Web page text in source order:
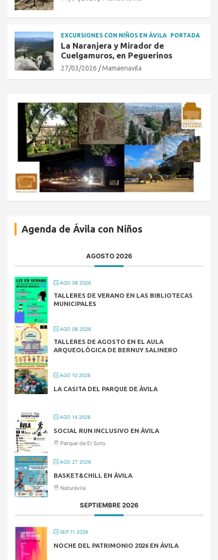
EXCURSIONES CON NIÑOS EN ÁVILA PORTADA
La Naranjera y Mirador de
Cuelgamuros, en Peguerinos
27/03/2026 Mamaenavila
Agenda de Ávila con Niños
AGOSTO 2026
AGO 08 2026
TALLERES DE VERANO EN LAS BIBLIOTECAS
MUNICIPALES
AGO 08 2026
TALLERES DE AGOSTO EN EL AULA
ARQUEOLÓGICA DE BERNUY SALINERO
AGO 10 2026
LA CASITA DEL PARQUE DE ÁVILA
AGO 14 2026
SOCIAL RUN INCLUSIVO EN ÁVILA
Parque de El Soto
AGO 27 2026
BASKET&CHILL EN ÁVILA
Naturávila
SEPTIEMBRE 2026
SEP 11 2026
NOCHE DEL PATRIMONIO 2026 EN ÁVILA